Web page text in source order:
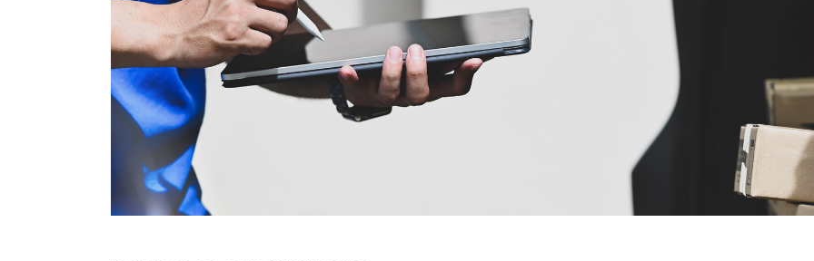
Formulaire de ronde de
sécurité véhicule lourd
Formulaire de rapport
Formulaire de mise en
route équipement ou
route équipement ou
machinerie
Formulaire de journal de
Formulaire de décharge de